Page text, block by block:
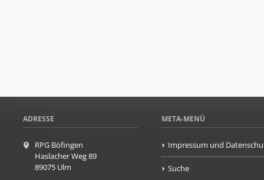
ADRESSE
RPG Böfingen
Haslacher Weg 89
89075 Ulm
META-MENÜ
Impressum und
Suche